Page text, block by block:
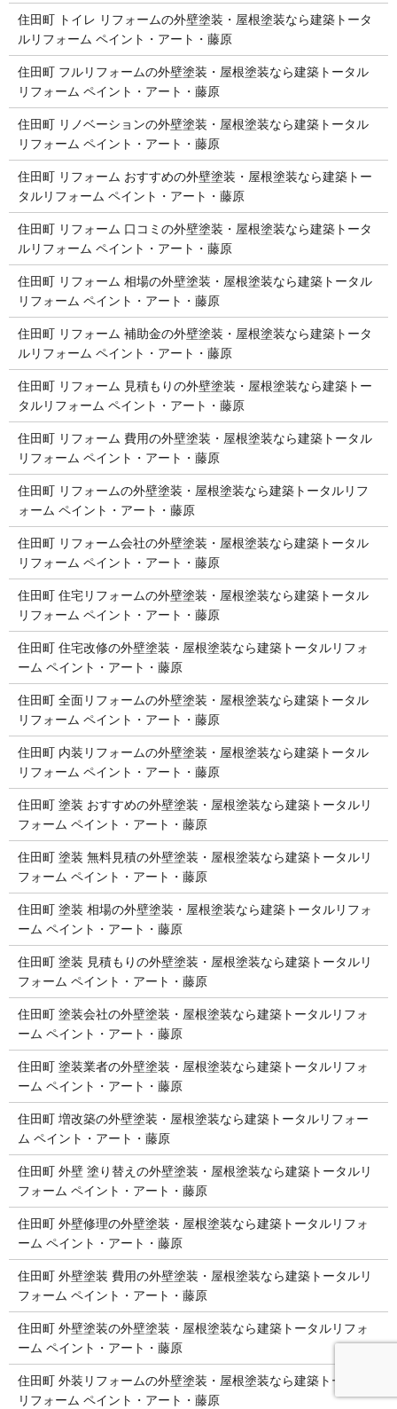
住田町 トイレ リフォームの外壁塗装・屋根塗装なら建築トータ
ルリフォーム ペイント・アート・藤原
住田町 フルリフォームの外壁塗装・屋根塗装なら建築トータル
リフォーム ペイント・アート・藤原
住田町 リノベーションの外壁塗装・屋根塗装なら建築トータル
リフォーム ペイント・アート・藤原
住田町 リフォーム おすすめの外壁塗装・屋根塗装なら建築トー
タルリフォーム ペイント・アート・藤原
住田町 リフォーム 口コミの外壁塗装・屋根塗装なら建築トータ
ルリフォーム ペイント・アート・藤原
住田町 リフォーム 相場の外壁塗装・屋根塗装なら建築トータル
リフォーム ペイント・アート・藤原
住田町 リフォーム 補助金の外壁塗装・屋根塗装なら建築トータ
ルリフォーム ペイント・アート・藤原
住田町 リフォーム 見積もりの外壁塗装・屋根塗装なら建築トー
タルリフォーム ペイント・アート・藤原
住田町 リフォーム 費用の外壁塗装・屋根塗装なら建築トータル
リフォーム ペイント・アート・藤原
住田町 リフォームの外壁塗装・屋根塗装なら建築トータルリフ
ォーム ペイント・アート・藤原
住田町 リフォーム会社の外壁塗装・屋根塗装なら建築トータル
リフォーム ペイント・アート・藤原
住田町 住宅リフォームの外壁塗装・屋根塗装なら建築トータル
リフォーム ペイント・アート・藤原
住田町 住宅改修の外壁塗装・屋根塗装なら建築トータルリフォ
ーム ペイント・アート・藤原
住田町 全面リフォームの外壁塗装・屋根塗装なら建築トータル
リフォーム ペイント・アート・藤原
住田町 内装リフォームの外壁塗装・屋根塗装なら建築トータル
リフォーム ペイント・アート・藤原
住田町 塗装 おすすめの外壁塗装・屋根塗装なら建築トータルリ
フォーム ペイント・アート・藤原
住田町 塗装 無料見積の外壁塗装・屋根塗装なら建築トータルリ
フォーム ペイント・アート・藤原
住田町 塗装 相場の外壁塗装・屋根塗装なら建築トータルリフォ
ーム ペイント・アート・藤原
住田町 塗装 見積もりの外壁塗装・屋根塗装なら建築トータルリ
フォーム ペイント・アート・藤原
住田町 塗装会社の外壁塗装・屋根塗装なら建築トータルリフォ
ーム ペイント・アート・藤原
住田町 塗装業者の外壁塗装・屋根塗装なら建築トータルリフォ
ーム ペイント・アート・藤原
住田町 増改築の外壁塗装・屋根塗装なら建築トータルリフォー
ム ペイント・アート・藤原
住田町 外壁 塗り替えの外壁塗装・屋根塗装なら建築トータルリ
フォーム ペイント・アート・藤原
住田町 外壁修理の外壁塗装・屋根塗装なら建築トータルリフォ
ーム ペイント・アート・藤原
住田町 外壁塗装 費用の外壁塗装・屋根塗装なら建築トータルリ
フォーム ペイント・アート・藤原
住田町 外壁塗装の外壁塗装・屋根塗装なら建築トータルリフォ
ーム ペイント・アート・藤原
住田町 外装リフォームの外壁塗装・屋根塗装なら建築トータル
リフォーム ペイント・アート・藤原